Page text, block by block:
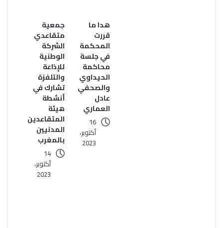
هدا ما
قررت
المحكمة
في جلسة
محاكمة
الحيداوي
والصحفي
عادل
العماري
16
أكتوبر،
2023
جمعية
متقاعدي
الشركة
الوطنية
للإذاعة
والتلفزة
تشارك في
أنشطة
هيئة
المتقاعدين
المدنيين
بالمغرب
14
أكتوبر،
2023